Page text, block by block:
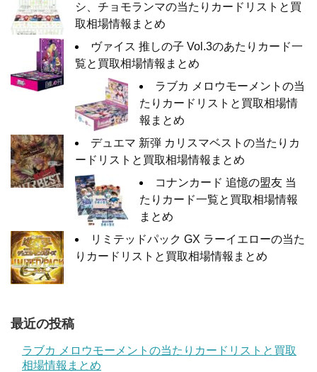
シ、チョモランマの当たりカードリストと買
取相場情報まとめ
ヴァイス 推しの子 Vol.3のあたりカード一
覧と買取相場情報まとめ
ラブカ メロウモーメントの当
たりカードリストと買取相場情
報まとめ
デュエマ 新弾 カリスマベストの当たりカ
ードリストと買取相場情報まとめ
コナンカード 追憶の盟友 当
たりカード一覧と買取相場情報
まとめ
リミテッドパック GX ラーイエローの当た
りカードリストと買取相場情報まとめ
最近の投稿
ラブカ メロウモーメントの当たりカードリストと買取
相場情報まとめ